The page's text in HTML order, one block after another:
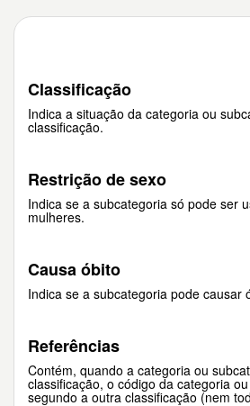
Classificação
Indica a situação da categoria ou
classificação.
Restrição de sexo
Indica se a subcategoria só pode ser
mulheres.
Causa óbito
Indica se a subcategoria pode causar
Referências
Contém, quando a categoria ou
classificação, o código da categoria
segundo a outra classificação (nem